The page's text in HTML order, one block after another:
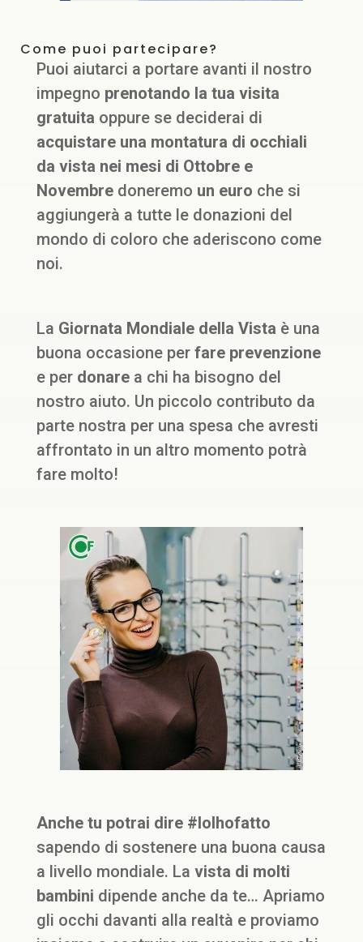
Come puoi partecipare?
Puoi aiutarci a portare avanti il nostro
impegno prenotando la tua visita
gratuita oppure se deciderai di
acquistare una montatura di occhiali
da vista nei mesi di Ottobre e
Novembre doneremo un euro che si
aggiungerà a tutte le donazioni del
mondo di coloro che aderiscono come
noi.
La Giornata Mondiale della Vista è una
buona occasione per fare prevenzione
e per donare a chi ha bisogno del
nostro aiuto. Un piccolo contributo da
parte nostra per una spesa che avresti
affrontato in un altro momento potrà
fare molto!
Anche tu potrai dire #Iolhofatto
sapendo di sostenere una buona causa
a livello mondiale. La vista di molti
bambini dipende anche da te… Apriamo
gli occhi davanti alla realtà e proviamo